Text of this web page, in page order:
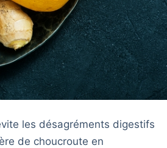
les désagréments digestifs
de choucroute en